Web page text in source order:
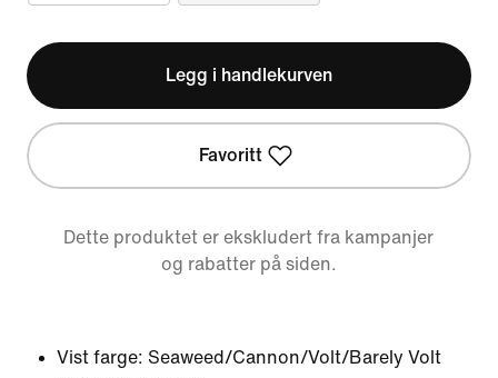
Legg i handlekurven
Favoritt
Dette produktet er ekskludert fra kampanjer
og rabatter på siden.
Vist farge: Seaweed/Cannon/Volt/Barely Volt